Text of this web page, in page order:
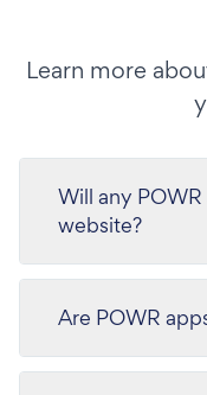
Learn more
Will any
website?
Are POWR